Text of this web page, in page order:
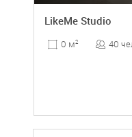
LikeMe Studio
0 м2 40